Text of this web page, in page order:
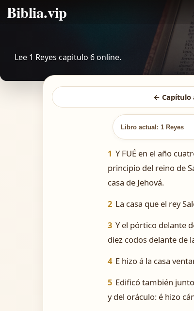
Biblia.vip
Lee 1 Reyes capitulo 6 online.
← Capítulo
Libro actual: 1 Reyes
1 Y FUÉ en el año
principio del reino de
casa de Jehová.
2 La casa que el rey
3 Y el pórtico delante
diez codos delante de
4 E hizo á la casa
5 Edificó también
y del oráculo: é hizo